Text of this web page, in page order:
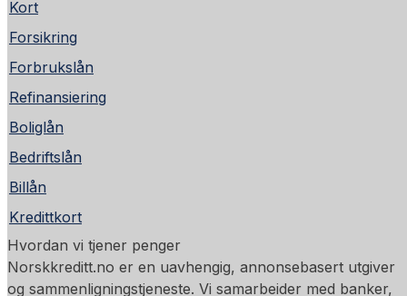
Kort
Forsikring
Forbrukslån
Refinansiering
Boliglån
Bedriftslån
Billån
Kredittkort
Hvordan vi tjener penger
Norskkreditt.no er en uavhengig, annonsebasert utgiver
og sammenligningstjeneste. Vi samarbeider med banker,